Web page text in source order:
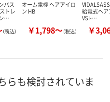
パス
トレ
…
（税込）
オーム電機 ヘアアイロ
ン HB
￥1,798～（税込）
給電式ヘ
VSI-…
￥
らも検討されていま